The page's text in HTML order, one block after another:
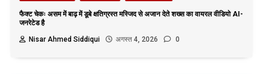
फैक्ट चेकः असम में बाढ़ में डूबे क्षतिग्रस्त मस्जिद से अजान देते शख्स का वायरल वीडियो AI-
जनरेटेड है
Nisar Ahmed Siddiqui
अगस्त 4, 2026 0